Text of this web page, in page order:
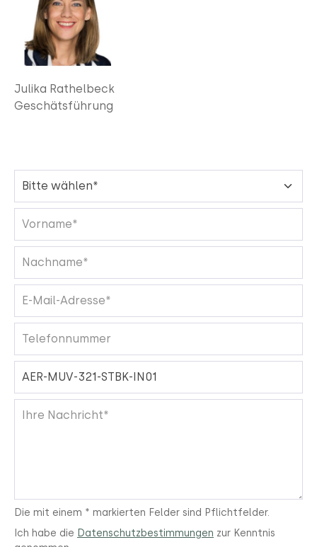
Julika Rathelbeck
Geschätsführung
Die mit einem * markierten Felder sind Pflichtfelder.
Ich habe die Datenschutzbestimmungen zur Kenntnis